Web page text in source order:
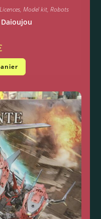
Licences, Model kit, Robots